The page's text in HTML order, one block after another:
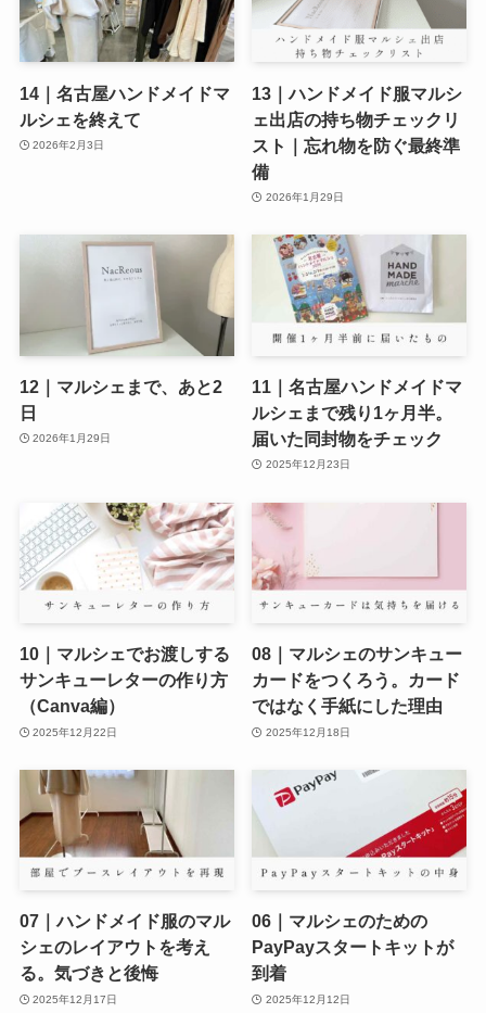
14｜名古屋ハンドメイドマ
ルシェを終えて
2026年2月3日
13｜ハンドメイド服マルシ
ェ出店の持ち物チェックリ
スト｜忘れ物を防ぐ最終準
備
2026年1月29日
12｜マルシェまで、あと2
日
2026年1月29日
11｜名古屋ハンドメイドマ
ルシェまで残り1ヶ月半。
届いた同封物をチェック
2025年12月23日
10｜マルシェでお渡しする
サンキューレターの作り方
（Canva編）
2025年12月22日
08｜マルシェのサンキュー
カードをつくろう。カード
ではなく手紙にした理由
2025年12月18日
07｜ハンドメイド服のマル
シェのレイアウトを考え
る。気づきと後悔
2025年12月17日
06｜マルシェのための
PayPayスタートキットが
到着
2025年12月12日